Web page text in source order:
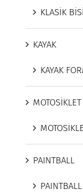
KLASİK
KAYAK
KAYAK
MOTOSİKLET
PAINTBALL